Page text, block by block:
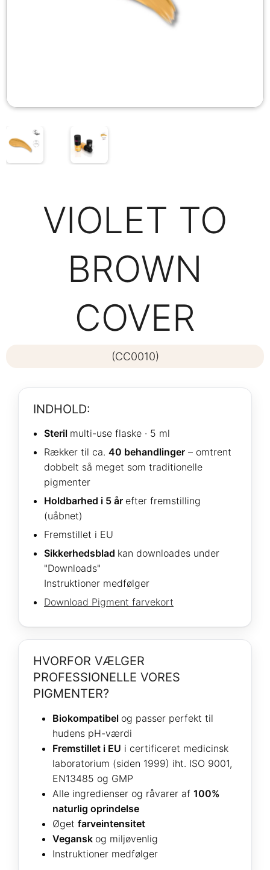
VIOLET TO
BROWN
COVER
(CC0010)
INDHOLD:
Steril multi-use flaske · 5 ml
Rækker til ca. 40 behandlinger – omtrent
dobbelt så meget som traditionelle
pigmenter
Holdbarhed i 5 år efter fremstilling
(uåbnet)
Fremstillet i EU
Sikkerhedsblad kan downloades under
"Downloads"
Instruktioner medfølger
Download Pigment farvekort
HVORFOR VÆLGER
PROFESSIONELLE VORES
PIGMENTER?
Biokompatibel og passer perfekt til
hudens pH-værdi
Fremstillet i EU i certificeret medicinsk
laboratorium (siden 1999) iht. ISO 9001,
EN13485 og GMP
Alle ingredienser og råvarer af 100%
naturlig oprindelse
Øget farveintensitet
Vegansk og miljøvenlig
Instruktioner medfølger